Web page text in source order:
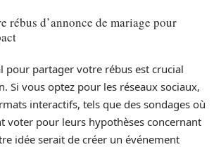
rébus d’annonce de mariage pour
pour partager votre rébus est crucial
Si vous optez pour les réseaux sociaux,
interactifs, tels que des sondages où
voter pour leurs hypothèses concernant
idée serait de créer un événement